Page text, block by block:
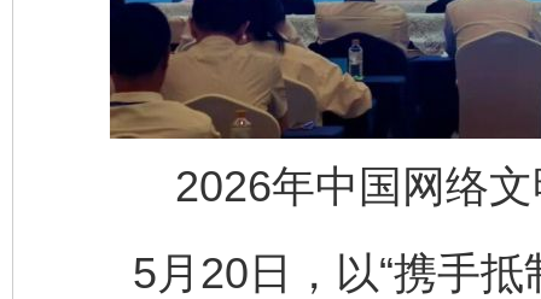
2026年中国网络
5月20日，以“携手抵